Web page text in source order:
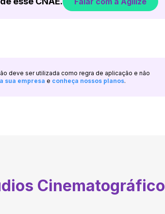
deve ser utilizada como regra de aplicação e não
sua empresa e conheça nossos planos.